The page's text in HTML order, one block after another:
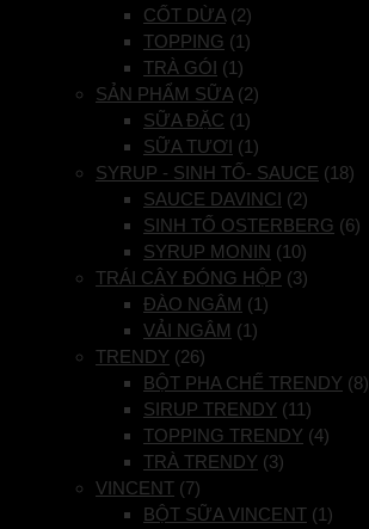
CỐT DỪA (2)
TOPPING (1)
TRÀ GÓI (1)
SẢN PHẨM SỮA (2)
SỮA ĐẶC (1)
SỮA TƯƠI (1)
SYRUP - SINH TỐ- SAUCE (18)
SAUCE DAVINCI (2)
SINH TỐ OSTERBERG (6)
SYRUP MONIN (10)
TRÁI CÂY ĐÓNG HỘP (3)
ĐÀO NGÂM (1)
VẢI NGÂM (1)
TRENDY (26)
BỘT PHA CHẾ TRENDY (8)
SIRUP TRENDY (11)
TOPPING TRENDY (4)
TRÀ TRENDY (3)
VINCENT (7)
BỘT SỮA VINCENT (1)